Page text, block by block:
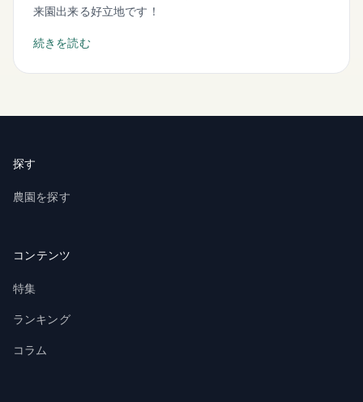
来園出来る好立地です！
続きを読む
探す
農園を探す
コンテンツ
特集
ランキング
コラム